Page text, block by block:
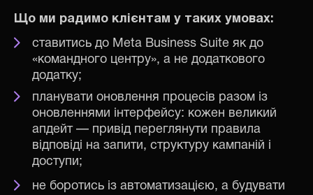
Що ми радимо клієнтам у таких умовах:
ставитись до Meta Business Suite як до
«командного центру», а не додаткового
додатку;
планувати оновлення процесів разом із
оновленнями інтерфейсу: кожен великий
апдейт — привід переглянути правила
відповіді на запити, структуру кампаній і
доступи;
не боротись із автоматизацією, а будувати